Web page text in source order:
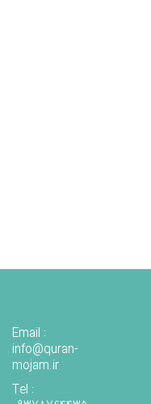
Email :
info@quran-
mojam.ir
Tel :